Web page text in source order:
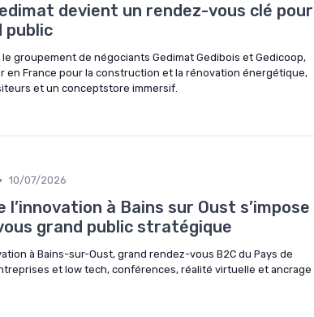
devient un rendez-vous clé pour
public
groupement de négociants Gedimat Gedibois et Gedicoop,
en France pour la construction et la rénovation énergétique,
et un conceptstore immersif.
• 10/07/2026
l’innovation à Bains sur Oust s’impose
grand public stratégique
à Bains-sur-Oust, grand rendez-vous B2C du Pays de
et low tech, conférences, réalité virtuelle et ancrage